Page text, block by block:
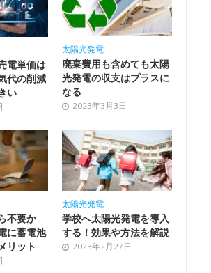
電単価は
代の削減
い
太陽光発電
廃棄費用も含めても太陽
光発電の収支はプラスに
なる
2023年3月3日
不要か
に蓄電池
リット
太陽光発電
学校へ太陽光発電を導入
する！効果や方法を解説
2023年2月27日